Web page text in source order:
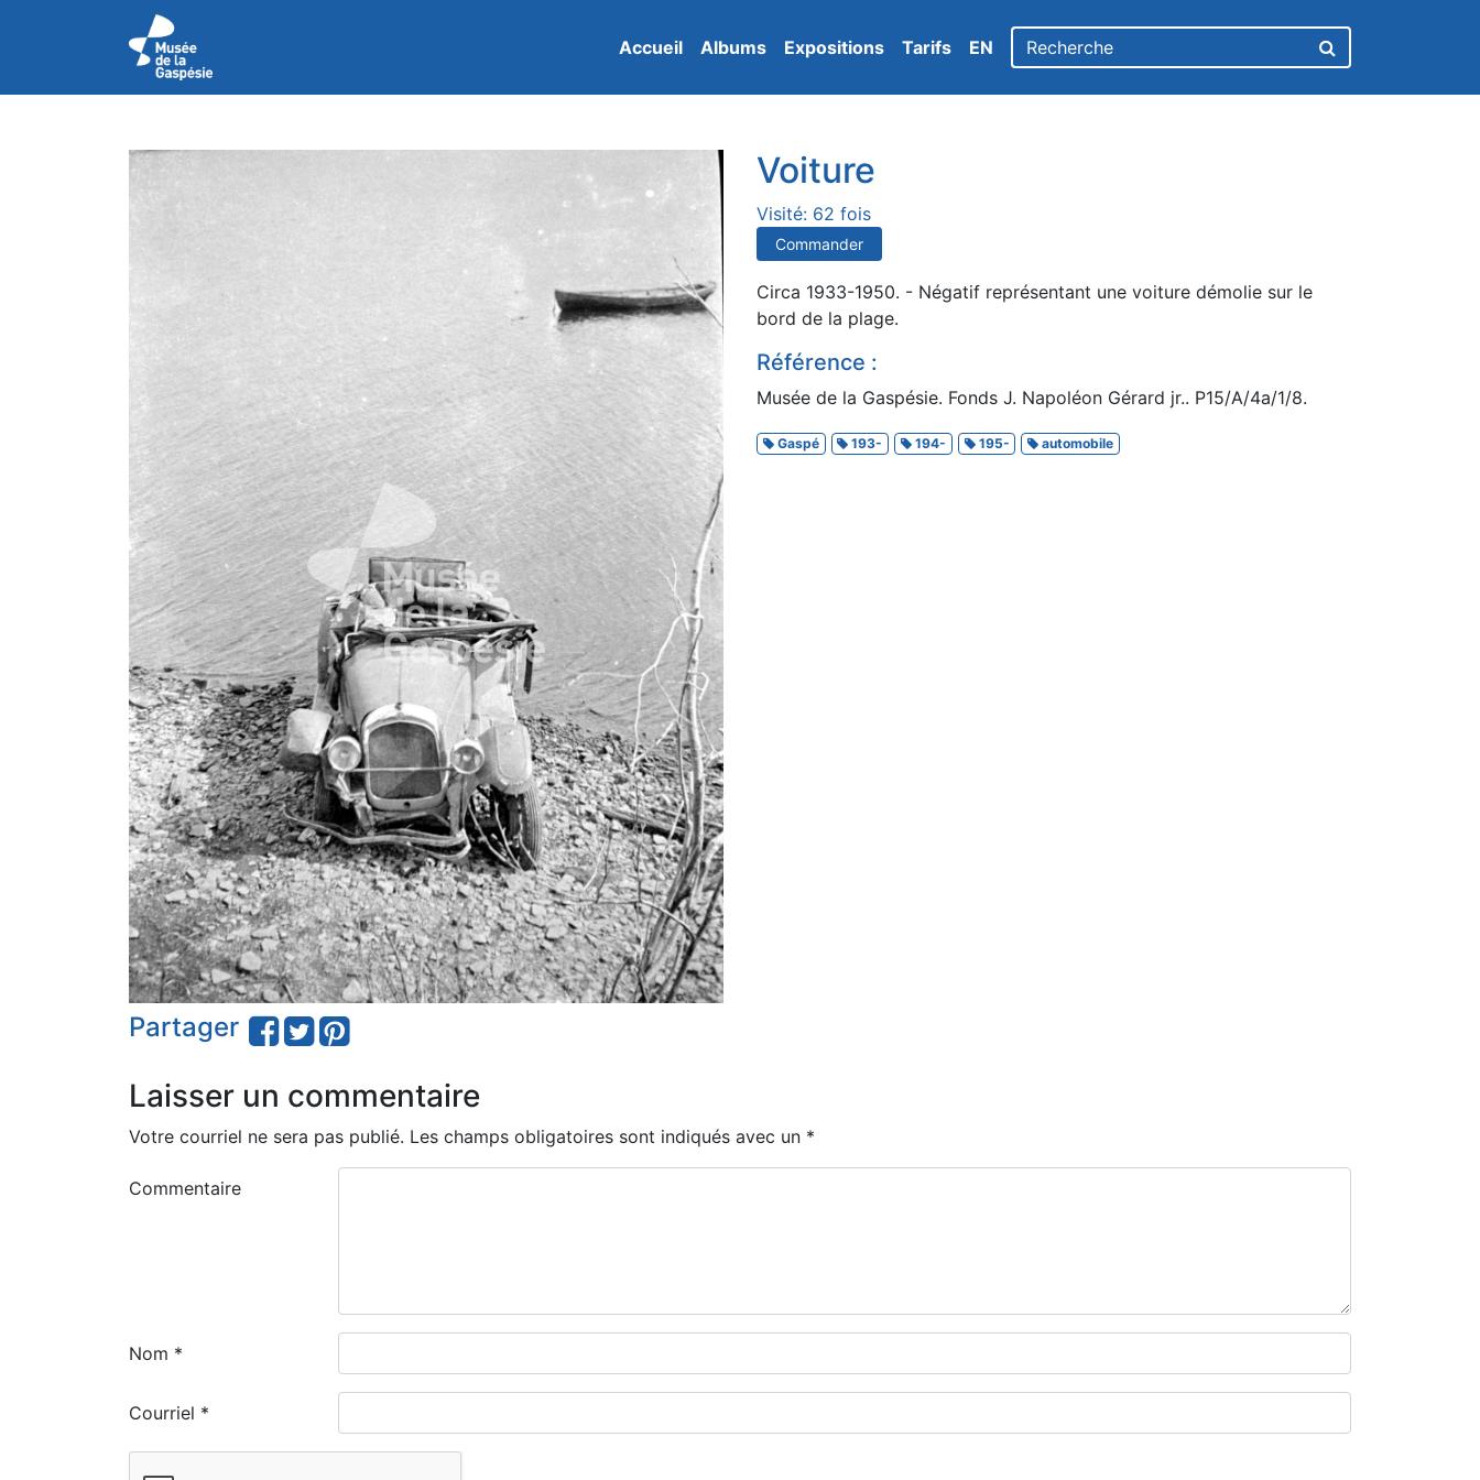
Accueil Albums Expositions Tarifs EN
Partager
Voiture
Visité: 62 fois
Commander
Circa 1933-1950. - Négatif représentant une voiture démolie sur le
bord de la plage.
Référence :
Musée de la Gaspésie. Fonds J. Napoléon Gérard jr.. P15/A/4a/1/8.
Gaspé 193- 194- 195- automobile
Laisser un commentaire
Votre courriel ne sera pas publié. Les champs obligatoires sont indiqués avec un *
Commentaire
Nom *
Courriel *